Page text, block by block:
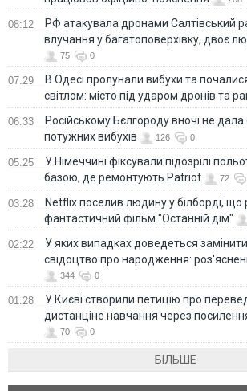
08:12
РФ атакувала дронами Салтівський
влучання у багатоповерхівку, двоє
75 0
07:29
В Одесі пролунали вибухи та
світлом: місто під ударом дронів та
06:33
Російському Бєлгороду вночі не дала
потужних вибухів
126 0
05:25
У Німеччині фіксували підозрілі
базою, де ремонтують Patriot
72
03:28
Netflix поселив людину у білборді, що
фантастичний фільм "Останній дім"
02:22
У яких випадках доведеться
свідоцтво про народження:
344 0
01:28
У Києві створили петицію про
дистанціне навчання через посилення
70 0
БІЛЬШЕ